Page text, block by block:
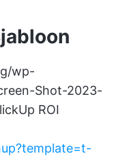
wp-
Shot-2023-
ROI